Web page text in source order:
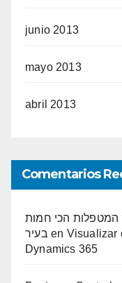
junio 2013
mayo 2013
abril 2013
Comentarios
המטפלות הכי חמות
בעיר en Visualizar
Dynamics 365